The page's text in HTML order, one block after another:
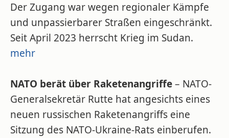
Der Zugang war wegen regionaler Kämpfe
und unpassierbarer Straßen eingeschränkt.
Seit April 2023 herrscht Krieg im Sudan.
mehr
NATO berät über Raketenangriffe– NATO-
Generalsekretär Rutte hat angesichts eines
neuen russischen Raketenangriffs eine
Sitzung des NATO-Ukraine-Rats einberufen.